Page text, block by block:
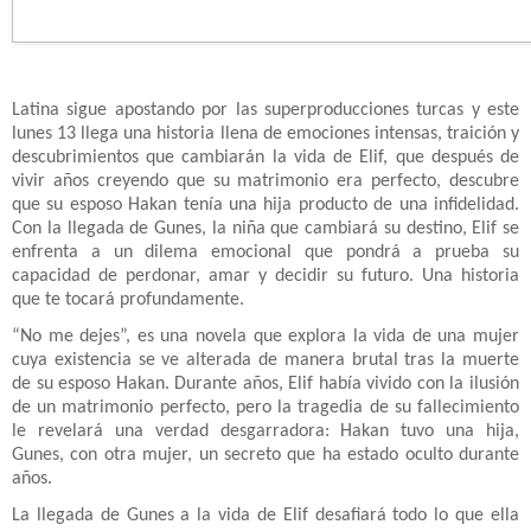
Latina sigue apostando por las superproducciones turcas y este
lunes 13 llega una historia llena de emociones intensas, traición y
descubrimientos que cambiarán la vida de Elif, que después de
vivir años creyendo que su matrimonio era perfecto, descubre
que su esposo Hakan tenía una hija producto de una infidelidad.
Con la llegada de Gunes, la niña que cambiará su destino, Elif se
enfrenta a un dilema emocional que pondrá a prueba su
capacidad de perdonar, amar y decidir su futuro. Una historia
que te tocará profundamente.
“No me dejes”, es una novela que explora la vida de una mujer
cuya existencia se ve alterada de manera brutal tras la muerte
de su esposo Hakan. Durante años, Elif había vivido con la ilusión
de un matrimonio perfecto, pero la tragedia de su fallecimiento
le revelará una verdad desgarradora: Hakan tuvo una hija,
Gunes, con otra mujer, un secreto que ha estado oculto durante
años.
La llegada de Gunes a la vida de Elif desafiará todo lo que ella